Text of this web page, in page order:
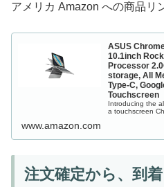
アメリカ Amazon への商品リ
ASUS
10.1inch
Processor
storage, All
Type-C,
Touchscreen
Introducing the
a touchscreen
www.amazon.com
注文確定から、到